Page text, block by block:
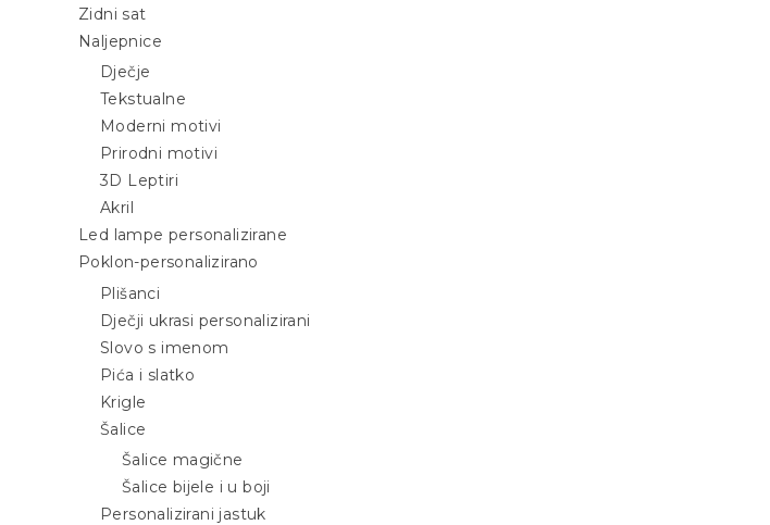
Zidni sat
Naljepnice
Dječje
Tekstualne
Moderni motivi
Prirodni motivi
3D Leptiri
Akril
Led lampe personalizirane
Poklon-personalizirano
Plišanci
Dječji ukrasi personalizirani
Slovo s imenom
Pića i slatko
Krigle
Šalice
Šalice magične
Šalice bijele i u boji
Personalizirani jastuk